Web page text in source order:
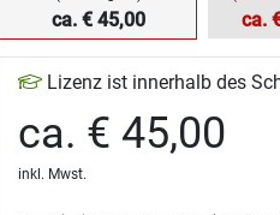
ca. € 45,00 ca.
Lizenz ist innerhalb des
ca. € 45,00
inkl. Mwst.